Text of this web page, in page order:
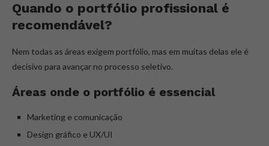
Quando o portfólio profissional é
recomendável?
Nem todas as áreas exigem portfólio, mas em muitas delas ele é
decisivo para avançar no processo seletivo.
Áreas onde o portfólio é essencial
Marketing e comunicação
Design gráfico e UX/UI